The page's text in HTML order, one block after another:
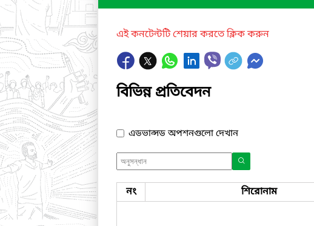
এই কনটেন্টটি শেয়ার করতে ক্লিক করুন
বিভিন্ন প্রতিবেদন
এডভান্সড অপশনগুলো দেখান
নং শিরোনাম